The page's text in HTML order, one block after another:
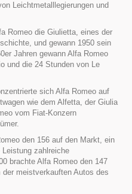
Leichtmetalllegierungen und
Romeo die Giulietta, eines der
und gewann 1950 sein
Jahren gewann Alfa Romeo
und die 24 Stunden von Le
sich Alfa Romeo auf
wie dem Alfetta, der Giulia
vom Fiat-Konzern
den 156 auf den Markt, ein
zahlreiche
brachte Alfa Romeo den 147
meistverkauften Autos des